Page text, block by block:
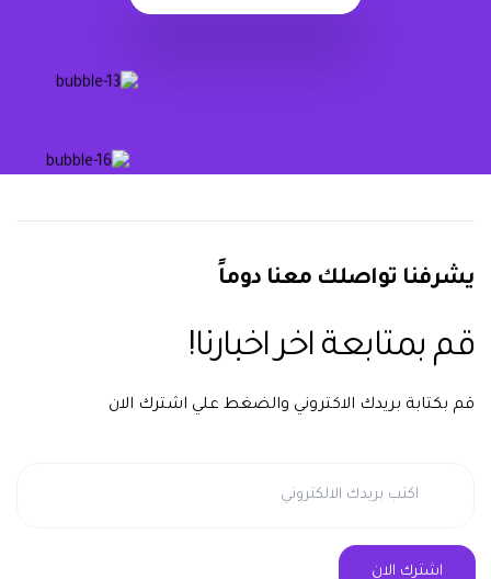
يشرفنا تواصلك معنا دوماً
قم بمتابعة اخر اخبارنا!
قم بكتابة بريدك الاكتروني والضغط علي اشترك الان